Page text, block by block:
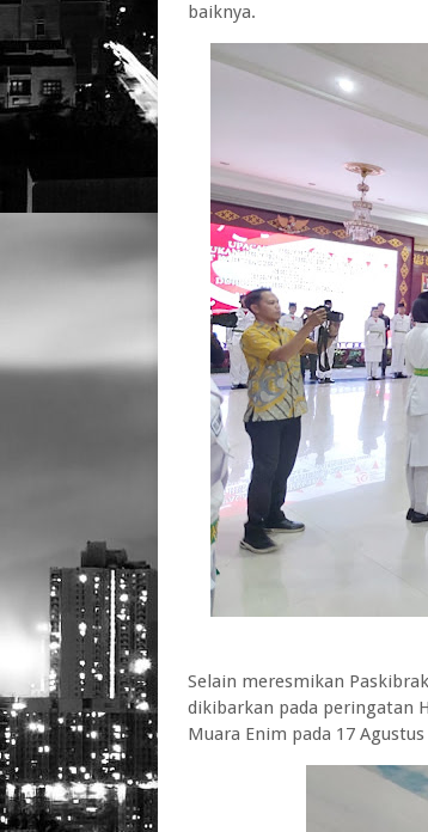
baiknya.
Selain meresmikan
dikibarkan pada peringatan
Muara Enim pada 17 Agustus